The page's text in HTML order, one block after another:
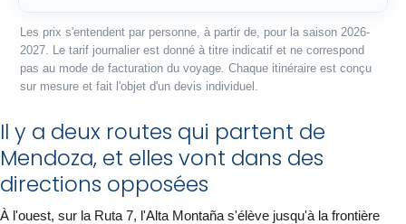
Les prix s'entendent par personne, à partir de, pour la saison 2026-
2027. Le tarif journalier est donné à titre indicatif et ne correspond
pas au mode de facturation du voyage. Chaque itinéraire est conçu
sur mesure et fait l'objet d'un devis individuel.
Il y a deux routes qui partent de
Mendoza, et elles vont dans des
directions opposées
À l'ouest, sur la Ruta 7, l'Alta Montaña s'élève jusqu'à la frontière